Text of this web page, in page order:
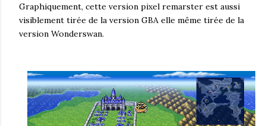
Graphiquement, cette version pixel remarster est aussi
visiblement tirée de la version GBA elle même tirée de la
version Wonderswan.